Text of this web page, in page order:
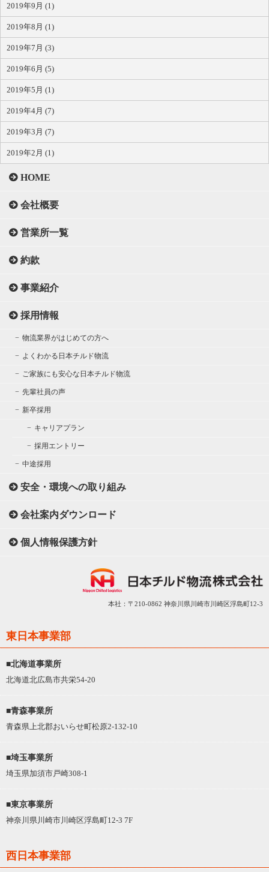
2019年9月 (1)
2019年8月 (1)
2019年7月 (3)
2019年6月 (5)
2019年5月 (1)
2019年4月 (7)
2019年3月 (7)
2019年2月 (1)
HOME
会社概要
営業所一覧
約款
事業紹介
採用情報
物流業界がはじめての方へ
よくわかる日本チルド物流
ご家族にも安心な日本チルド物流
先輩社員の声
新卒採用
キャリアプラン
採用エントリー
中途採用
安全・環境への取り組み
会社案内ダウンロード
個人情報保護方針
本社：〒210-0862 神奈川県川崎市川崎区浮島町12-3
東日本事業部
■北海道事業所
北海道北広島市共栄54-20
■青森事業所
青森県上北郡おいらせ町松原2-132-10
■埼玉事業所
埼玉県加須市戸崎308-1
■東京事業所
神奈川県川崎市川崎区浮島町12-3 7F
西日本事業部